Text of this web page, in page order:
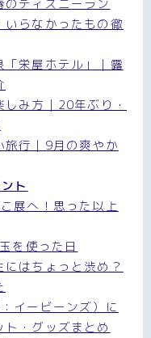
のディズニーラン
いらなかったもの徹
「栄屋ホテル」｜露
み方｜20年ぶり・
旅行｜9月の爽やか
ト
展へ！思った以上
を使った日
はちょっと渋め？
イービーンズ）に
・グッズまとめ